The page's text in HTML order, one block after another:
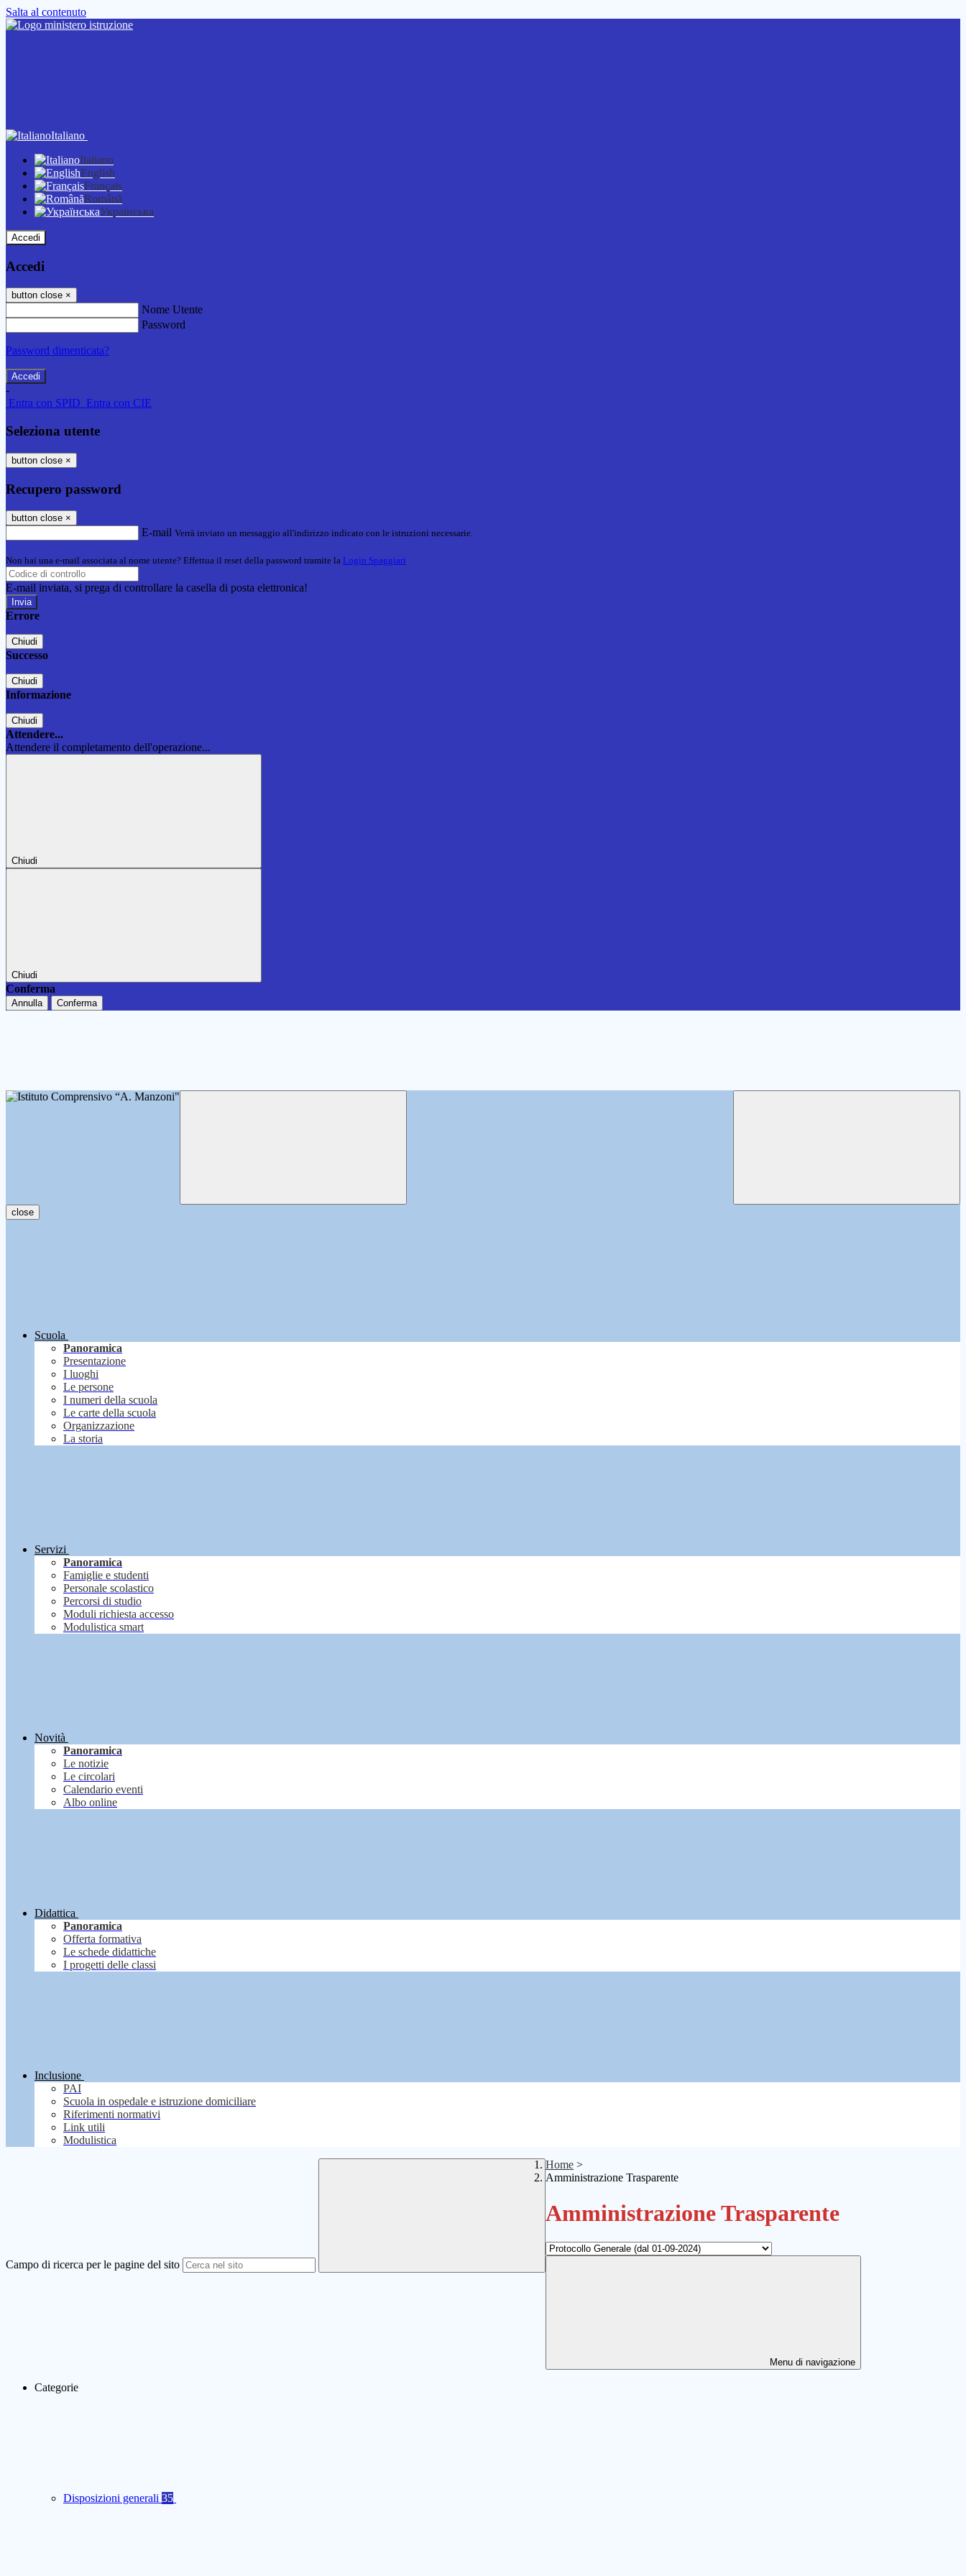
Salta al contenuto
Italiano
Italiano
English
Français
Română
Українська
Accedi
Accedi
button close ×
Nome Utente
Password
Password dimenticata?
-
Entra con SPID Entra con CIE
Seleziona utente
button close ×
Recupero password
button close ×
E-mail Verrà inviato un messaggio all'indirizzo indicato con le istruzioni necessarie.
Non hai una e-mail associata al nome utente? Effettua il reset della password tramite la Login Spaggiari
E-mail inviata, si prega di controllare la casella di posta elettronica!
Errore
Chiudi
Successo
Chiudi
Informazione
Chiudi
Attendere...
Attendere il completamento dell'operazione...
Chiudi
Chiudi
Conferma
Annulla Conferma
close
Scuola
Panoramica
Presentazione
I luoghi
Le persone
I numeri della scuola
Le carte della scuola
Organizzazione
La storia
Servizi
Panoramica
Famiglie e studenti
Personale scolastico
Percorsi di studio
Moduli richiesta accesso
Modulistica smart
Novità
Panoramica
Le notizie
Le circolari
Calendario eventi
Albo online
Didattica
Panoramica
Offerta formativa
Le schede didattiche
I progetti delle classi
Inclusione
PAI
Scuola in ospedale e istruzione domiciliare
Riferimenti normativi
Link utili
Modulistica
Campo di ricerca per le pagine del sito
Home >
Amministrazione Trasparente
Amministrazione Trasparente
Menu di navigazione
Categorie
Disposizioni generali 35